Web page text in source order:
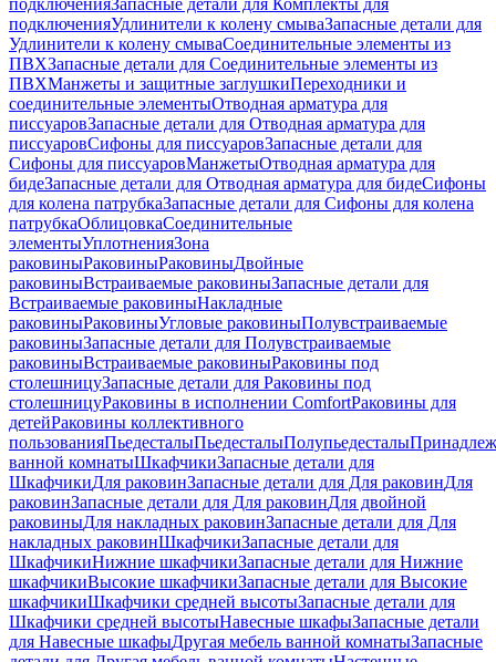
подключенияЗапасные детали для Комплекты для
подключенияУдлинители к колену смываЗапасные детали для
Удлинители к колену смываСоединительные элементы из
ПВХЗапасные детали для Соединительные элементы из
ПВХМанжеты и защитные заглушкиПереходники и
соединительные элементыОтводная арматура для
писсуаровЗапасные детали для Отводная арматура для
писсуаровCифоны для писсуаровЗапасные детали для
Cифоны для писсуаровМанжетыОтводная арматура для
бидеЗапасные детали для Отводная арматура для бидеСифоны
для колена патрубкаЗапасные детали для Сифоны для колена
патрубкаОблицовкаСоединительные
элементыУплотненияЗона
раковиныРаковиныРаковиныДвойные
раковиныВстраиваемые раковиныЗапасные детали для
Встраиваемые раковиныНакладные
раковиныРаковиныУгловые раковиныПолувстраиваемые
раковиныЗапасные детали для Полувстраиваемые
раковиныВстраиваемые раковиныРаковины под
столешницуЗапасные детали для Раковины под
столешницуРаковины в исполнении ComfortPаковины для
детейРаковины коллективного
пользованияПьедесталыПьедесталыПолупьедесталы
ванной комнатыШкафчикиЗапасные детали для
ШкафчикиДля раковинЗапасные детали для Для раковинДля
раковинЗапасные детали для Для раковинДля двойной
раковиныДля накладных pаковинЗапасные детали для Для
накладных pаковинШкафчикиЗапасные детали для
ШкафчикиНижние шкафчикиЗапасные детали для Нижние
шкафчикиВысокие шкафчикиЗапасные детали для Высокие
шкафчикиШкафчики средней высотыЗапасные детали для
Шкафчики средней высотыНавесные шкафыЗапасные детали
для Навесные шкафыДругая мебель ванной комнатыЗапасные